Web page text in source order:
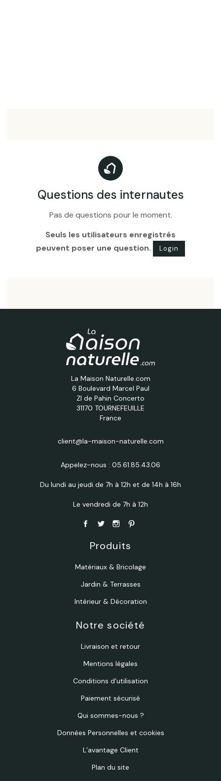
Questions des internautes
Pas de questions pour le moment.
Seuls les utilisateurs enregistrés
peuvent poser une question.
Login
La Maison Naturelle.com
6 Boulevard Marcel Paul
ZI de Pahin Concerto
31170 TOURNEFEUILLE
France
client@la-maison-naturelle.com
Appelez-nous : 05.61.85.43.06
Du lundi au jeudi de 7h à 12h et de 14h à 16h
Le vendredi de 7h à 12h
Produits
Matériaux & Bricolage
Jardin & Terrasses
Intérieur & Décoration
Notre société
Livraison et retour
Mentions légales
Conditions d'utilisation
Paiement sécurisé
Qui sommes-nous ?
Données Personnelles et cookies
L’avantage Client
Plan du site